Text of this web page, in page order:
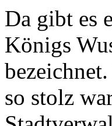
Da gibt es
Königs
so stolz